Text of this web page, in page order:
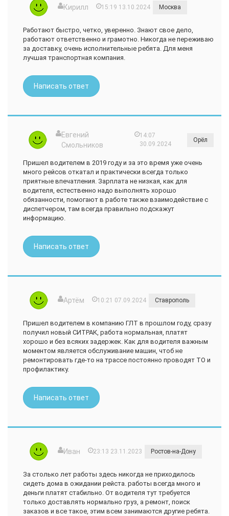
Кирилл 15:19 13.10.2024 Москва
Работают быстро, четко, уверенно. Знают свое дело,
работают ответственно и грамотно. Никогда не переживаю
за доставку, очень исполнительные ребята. Для меня
лучшая транспортная компания.
Написать ответ
Евгений
Смольников
14:07
30.09.2024
Орёл
Пришел водителем в 2019 году и за это время уже очень
много рейсов откатал и практически всегда только
приятные впечатления. Зарплата не низкая, как для
водителя, естественно надо выполнять хорошо
обязанности, помогают в работе также взаимодействие с
диспетчером, там всегда правильно подскажут
информацию.
Написать ответ
Артём 10:21 07.09.2024 Ставрополь
Пришел водителем в компанию ГЛТ в прошлом году, сразу
получил новый СИТРАК, работа нормальная, платят
хорошо и без всяких задержек. Как для водителя важным
моментом является обслуживание машин, чтоб не
ремонтировать где-то на трассе постоянно проводят ТО и
профилактику.
Написать ответ
Иван 23:13 23.11.2023 Ростов-на-Дону
За столько лет работы здесь никогда не приходилось
сидеть дома в ожидании рейста. работы всегда много и
деньги платят стабильно. От водителя тут требуется
только доставлять нормально груз, а ремонт, поиск
заказов и все такое, этим всем занимаются другие ребята.